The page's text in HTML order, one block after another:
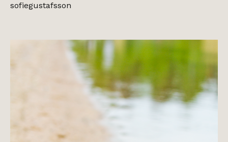
sofiegustafsson